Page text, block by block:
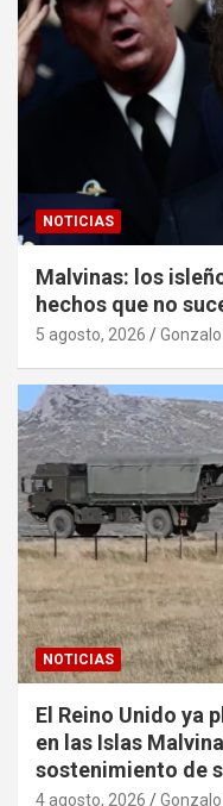
NOTICIAS
Malvinas: los
hechos que no
5 agosto, 2026
NOTICIAS
El Reino Unido ya
en las Islas
sostenimiento de
4 agosto, 2026